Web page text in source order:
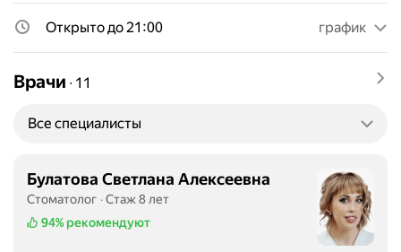
Открыто до 21:00 график
Врачи ∙ 11
Все специалисты
Булатова Светлана Алексеевна
Стоматолог
Стаж 8 лет
94% рекомендуют